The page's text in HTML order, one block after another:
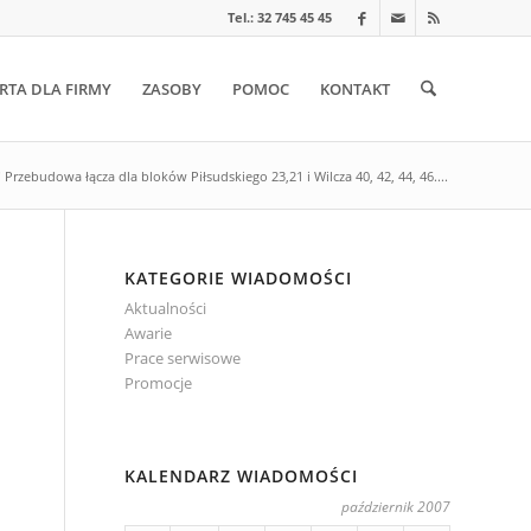
Tel.: 32 745 45 45
DLA FIRMY ZASOBY POMOC KONTAKT
Przebudowa łącza dla bloków Piłsudskiego 23,21 i Wilcza 40, 42, 44, 46....
KATEGORIE WIADOMOŚCI
Aktualności
Awarie
Prace serwisowe
Promocje
KALENDARZ WIADOMOŚCI
październik 2007